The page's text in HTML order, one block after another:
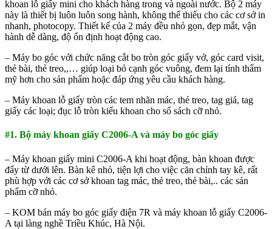
khoan lỗ giấy mini cho khách hàng trong và ngoài nước. Bộ 2 máy
này là thiết bị luôn luôn song hành, không thể thiếu cho các cơ sở in
nhanh, photocopy. Thiết kế của 2 máy đều nhỏ gọn, đẹp mắt, vận
hành dễ dàng, độ ổn định hoạt động cao.
– Máy bo góc với chức năng cắt bo tròn góc giấy vở, góc card visit,
thẻ bài, thẻ treo,,… giúp loại bỏ cạnh góc vuông, đem lại tính thẩm
mỹ hơn cho sản phẩm hoặc đáp ứng yêu cầu khách hàng.
– Máy khoan lỗ giấy tròn các tem nhãn mác, thẻ treo, tag giá, tag
giấy các loại; đục lỗ tròn kiểu khoan cho sổ sách cỡ nhỏ.
#1. Bộ máy khoan giấy C2006-A và máy bo góc giấy
– Máy khoan giấy mini C2006-A khi hoạt động, bàn khoan được
đẩy từ dưới lên. Bàn kê nhỏ, tiện lợi cho việc căn chỉnh tay kê, rất
phù hợp với các cơ sở khoan tag mác, thẻ treo, thẻ bài,.. các sản
phẩm cỡ nhỏ.
– KOM bán máy bo góc giấy điện 7R và máy khoan lỗ giấy C2006-
A tại làng nghề Triều Khúc, Hà Nội.